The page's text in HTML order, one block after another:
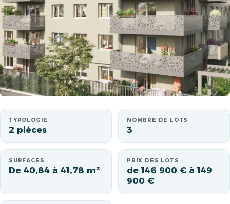
TYPOLOGIE
2 pièces
NOMBRE DE LOTS
3
SURFACES
De 40,84 à 41,78 m²
PRIX DES LOTS
de 146 900 € à 149
900 €